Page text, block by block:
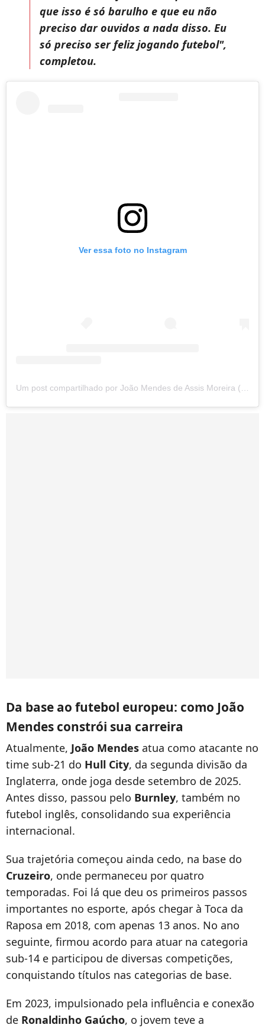
que isso é só barulho e que eu não
preciso dar ouvidos a nada disso. Eu
só preciso ser feliz jogando futebol",
completou.
Ver essa foto no Instagram
Da base ao futebol europeu: como João
Mendes constrói sua carreira
Atualmente, João Mendes atua como atacante no
time sub-21 do Hull City, da segunda divisão da
Inglaterra, onde joga desde setembro de 2025.
Antes disso, passou pelo Burnley, também no
futebol inglês, consolidando sua experiência
internacional.
Sua trajetória começou ainda cedo, na base do
Cruzeiro, onde permaneceu por quatro
temporadas. Foi lá que deu os primeiros passos
importantes no esporte, após chegar à Toca da
Raposa em 2018, com apenas 13 anos. No ano
seguinte, firmou acordo para atuar na categoria
sub-14 e participou de diversas competições,
conquistando títulos nas categorias de base.
Em 2023, impulsionado pela influência e conexão
de Ronaldinho Gaúcho, o jovem teve a